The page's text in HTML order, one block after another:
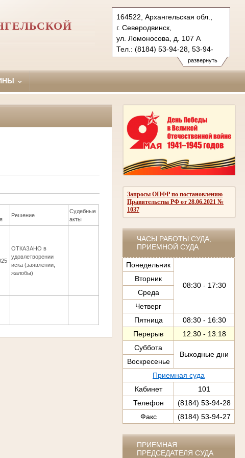
развернуть
164522, Архангельская обл.,
г. Северодвинск,
ул. Ломоносова, д. 107 А
Тел.: (8184) 53-94-28, 53-94-
27 (ф.)
seversud.arh@sudrf.ru
Запросы ОПФР по постановлению
Правительства РФ от 28.06.2021 №
1037
ЧАСЫ РАБОТЫ СУДА,
ПРИЕМНОЙ СУДА
Понедельник
08:30 - 17:30
Вторник
Среда
Четверг
Пятница
08:30 - 16:30
Перерыв
12:30 - 13:18
Суббота
Выходные дни
Воскресенье
Приемная суда
Кабинет
101
Телефон
(8184) 53-94-28
Факс
(8184) 53-94-27
ПРИЕМНАЯ
ПРЕДСЕДАТЕЛЯ СУДА
Решение
Судебные
акты
ОТКАЗАНО в
удовлетворении
иска (заявлении,
жалобы)